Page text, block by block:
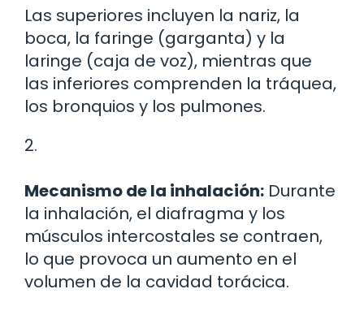
Las superiores incluyen la nariz, la
boca, la faringe (garganta) y la
laringe (caja de voz), mientras que
las inferiores comprenden la tráquea,
los bronquios y los pulmones.
2.
Mecanismo de la inhalación: Durante
la inhalación, el diafragma y los
músculos intercostales se contraen,
lo que provoca un aumento en el
volumen de la cavidad torácica.